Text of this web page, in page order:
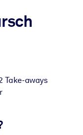
auf.
in Ihr LMS/LXP für
mit
Take-aways